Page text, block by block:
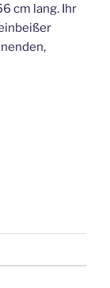
cm lang. Ihr